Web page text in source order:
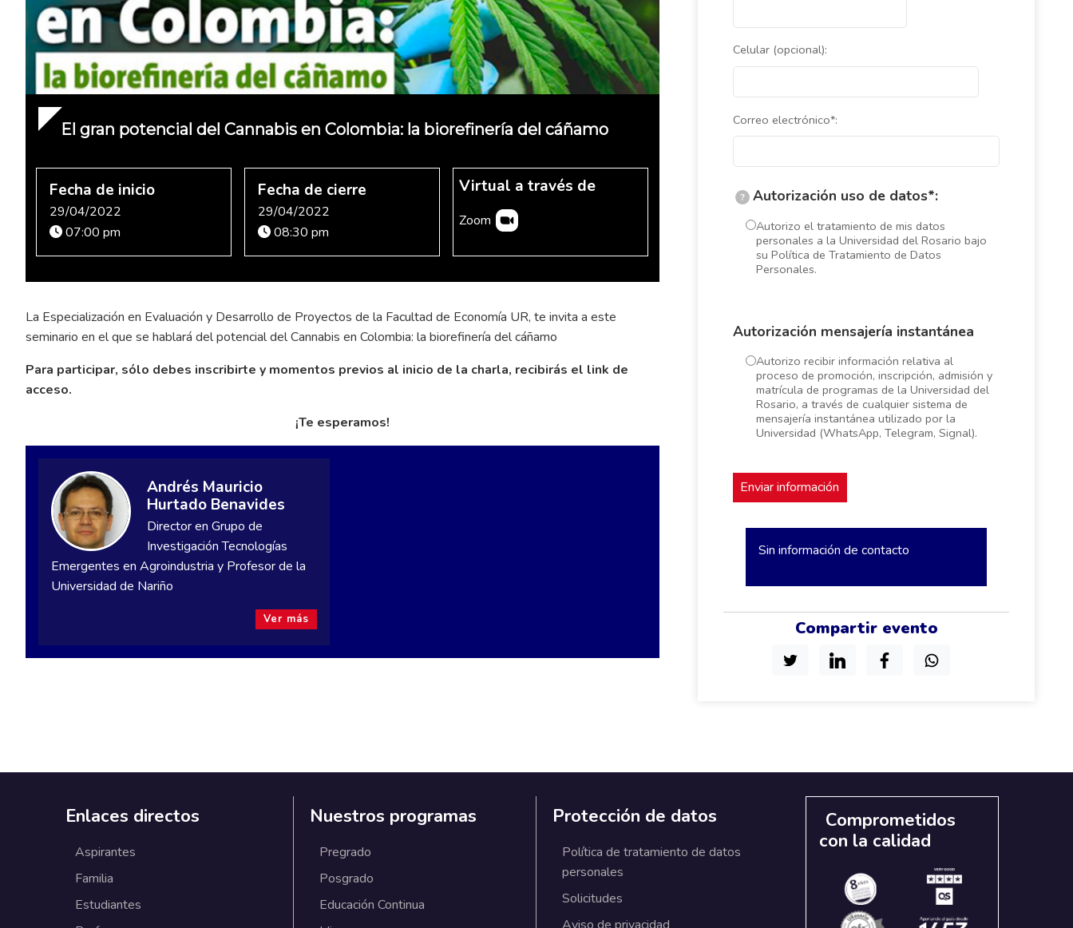
Celular (opcional):
Correo electrónico*:
? Autorización uso de datos*:
Autorizo el tratamiento de mis datos
personales a la Universidad del Rosario bajo
su Política de Tratamiento de Datos
Personales.
Autorización mensajería instantánea
Autorizo recibir información relativa al
proceso de promoción, inscripción, admisión y
matrícula de programas de la Universidad del
Rosario, a través de cualquier sistema de
mensajería instantánea utilizado por la
Universidad (WhatsApp, Telegram, Signal).
Sin información de contacto
Compartir evento
El gran potencial del Cannabis en Colombia: la biorefinería del cáñamo
Fecha de inicio
29/04/2022
07:00 pm
Fecha de cierre
29/04/2022
08:30 pm
Virtual a través de
Zoom
La Especialización en Evaluación y Desarrollo de Proyectos de la Facultad de Economía UR, te invita a este
seminario en el que se hablará del potencial del Cannabis en Colombia: la biorefinería del cáñamo
Para participar, sólo debes inscribirte y momentos previos al inicio de la charla, recibirás el link de
acceso.
¡Te esperamos!
Andrés Mauricio
Hurtado Benavides
Director en Grupo de
Investigación Tecnologías
Emergentes en Agroindustria y Profesor de la
Universidad de Nariño
Ver más
Enlaces directos
Aspirantes
Familia
Estudiantes
Nuestros programas
Pregrado
Posgrado
Educación Continua
Protección de datos
Política de tratamiento de datos
personales
Solicitudes
Comprometidos
con la calidad